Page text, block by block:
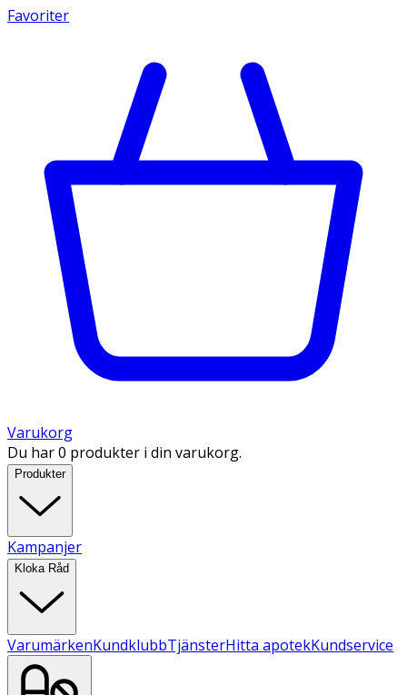
Favoriter
Varukorg
Du har 0 produkter i din varukorg.
Produkter
Kampanjer
Kloka Råd
VarumärkenKundklubbTjänsterHitta apotekKundservice